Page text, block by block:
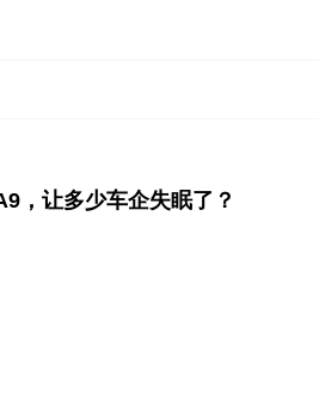
，让多少车企失眠了？